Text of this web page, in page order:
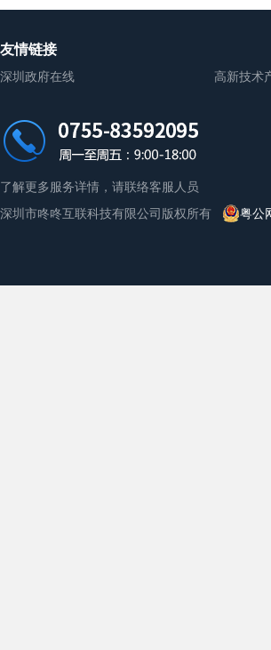
友情链接
深圳政府在线 高新技术
了解更多服务详情，请联络客服人员
深圳市咚咚互联科技有限公司版权所有
粤公